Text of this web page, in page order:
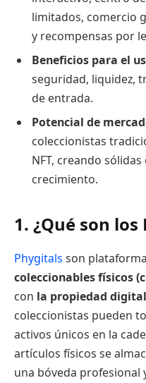
limitados, comercio
y recompensas por
Beneficios para el
seguridad, liquidez,
de entrada.
Potencial de
coleccionistas
NFT, creando
crecimiento.
1. ¿Qué son
Phygitals son
coleccionables físicos
con la propiedad
coleccionistas pueden
activos únicos en la
artículos físicos se
una bóveda profesional